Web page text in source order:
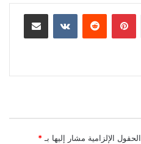
بينتيريست مشاركة عبر البريد
الحقول الإلزامية مشار إليها بـ *